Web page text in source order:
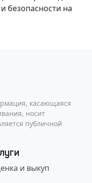
безопасности на
касающаяся
носит
публичной
и выкуп